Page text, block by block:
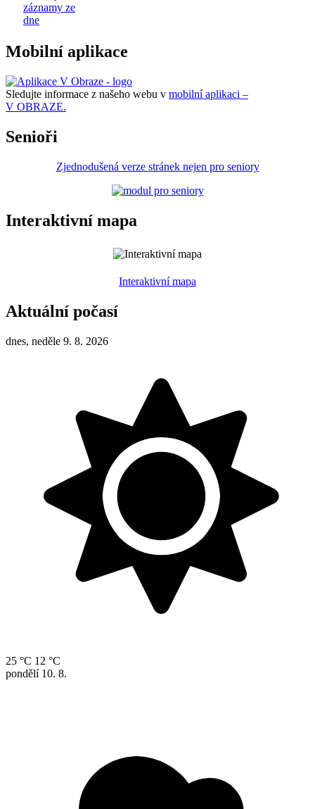
záznamy ze
dne
Mobilní aplikace
Sledujte informace z našeho webu v mobilní aplikaci –
V OBRAZE.
Senioři
Zjednodušená verze stránek nejen pro seniory
Interaktivní mapa
Interaktivní mapa
Aktuální počasí
dnes, neděle 9. 8. 2026
25 °C 12 °C
pondělí 10. 8.